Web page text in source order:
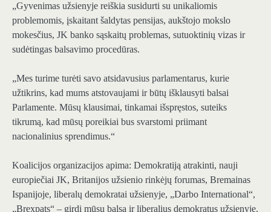
„Gyvenimas užsienyje reiškia susidurti su unikaliomis
problemomis, įskaitant šaldytas pensijas, aukštojo mokslo
mokesčius, JK banko sąskaitų problemas, sutuoktinių vizas ir
sudėtingas balsavimo procedūras.
„Mes turime turėti savo atsidavusius parlamentarus, kurie
užtikrins, kad mums atstovaujami ir būtų išklausyti balsai
Parlamente. Mūsų klausimai, tinkamai išspręstos, suteiks
tikrumą, kad mūsų poreikiai bus svarstomi priimant
nacionalinius sprendimus.“
Koalicijos organizacijos apima: Demokratiją atrakinti, nauji
europiečiai JK, Britanijos užsienio rinkėjų forumas, Bremainas
Ispanijoje, liberalų demokratai užsienyje, „Darbo International“,
„Brexpats“ – girdi mūsų balsą ir liberalius demokratus užsienyje.